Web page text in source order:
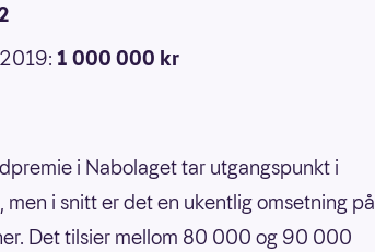
1 000 000 kr
i Nabolaget tar utgangspunkt i
i snitt er det en ukentlig omsetning på
Det tilsier mellom 80 000 og 90 000